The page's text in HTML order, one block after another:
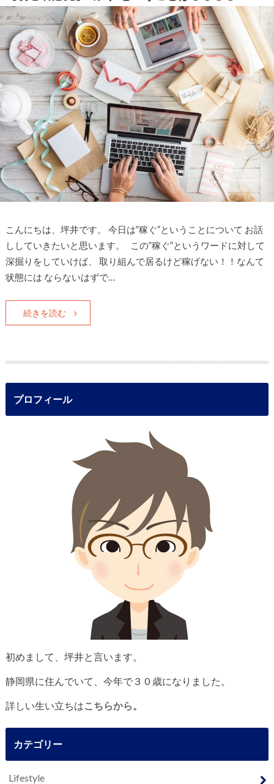
こんにちは、坪井です。 今日は”稼ぐ”ということについて お話
ししていきたいと思います。 この”稼ぐ”というワードに対して
深掘りをしていけば、 取り組んで居るけど稼げない！！なんて
状態には ならないはずで…
続きを読む
プロフィール
初めまして、坪井と言います。
静岡県に住んでいて、今年で３０歳になりました。
詳しい生い立ちはこちらから。
カテゴリー
Lifestyle